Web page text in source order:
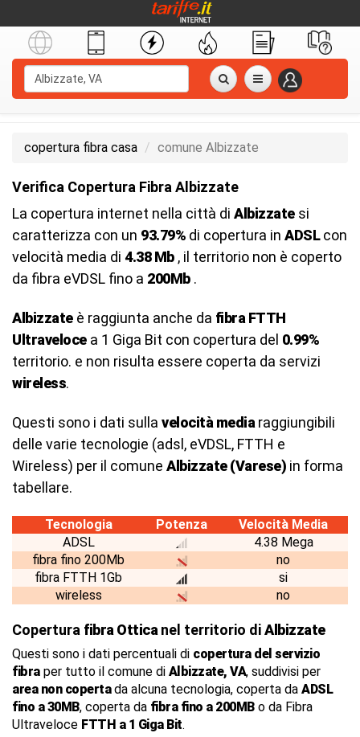
copertura fibra casa comune Albizzate
Verifica Copertura Fibra Albizzate
La copertura internet nella città di Albizzatesi
caratterizza con un 93.79% di copertura in ADSLcon
velocità media di 4.38 Mb, il territorio non è coperto
da fibra eVDSL fino a 200Mb.
Albizzateè raggiunta anche da fibra FTTH
Ultravelocea 1 Giga Bit con copertura del 0.99%
territorio. e non risulta essere coperta da servizi
wireless.
Questi sono i dati sulla velocità media raggiungibili
delle varie tecnologie (adsl, eVDSL, FTTH e
Wireless) per il comune Albizzate (Varese) in forma
tabellare.
Tecnologia Potenza
Velocità Media
ADSL
4.38 Mega
fibra fino 200Mb
no
fibra FTTH 1Gb
si
wireless
no
Copertura fibra Ottica nel territorio diAlbizzate
Questi sono i dati percentuali di copertura del servizio
fibraper tutto il comune di Albizzate, VA, suddivisi per
area non copertada alcuna tecnologia, coperta da ADSL
fino a 30MB, coperta da fibra fino a 200MBo da Fibra
Ultraveloce FTTH a 1 Giga Bit.